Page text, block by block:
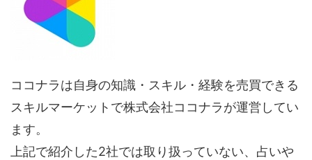
ココナラは自身の知識・スキル・経験を売買できる
スキルマーケットで株式会社ココナラが運営してい
ます。
上記で紹介した2社では取り扱っていない、占いや